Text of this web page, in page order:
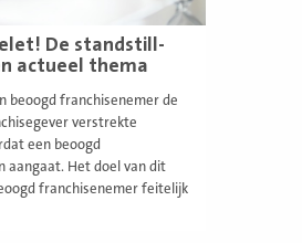
De standstill-
actueel thema
beoogd franchisenemer de
verstrekte
een beoogd
aangaat. Het doel van dit
franchisenemer feitelijk